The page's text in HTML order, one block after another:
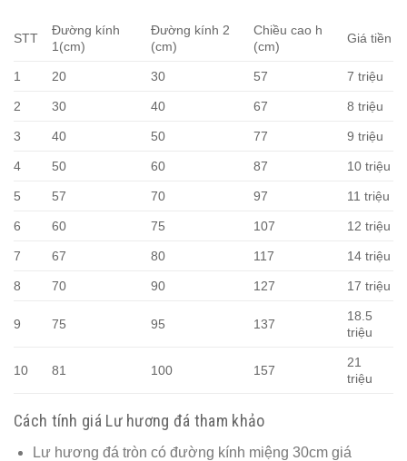
STT
Đường kính
1(cm)
Đường kính 2
(cm)
Chiều cao h
(cm)
Giá tiền
1 20 30 57 7 triệu
2 30 40 67 8 triệu
3 40 50 77 9 triệu
4 50 60 87 10 triệu
5 57 70 97 11 triệu
6 60 75 107 12 triệu
7 67 80 117 14 triệu
8 70 90 127 17 triệu
9 75 95 137
18.5
triệu
10 81 100 157
21
triệu
Cách tính giá Lư hương đá tham khảo
Lư hương đá tròn có đường kính miệng 30cm giá